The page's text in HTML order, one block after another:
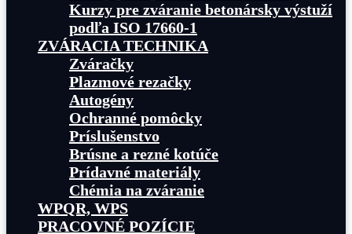
Kurzy pre zváranie betonársky výstuží
podľa ISO 17660-1
ZVÁRACIA TECHNIKA
Zváračky
Plazmové rezačky
Autogény
Ochranné pomôcky
Príslušenstvo
Brúsne a rezné kotúče
Prídavné materiály
Chémia na zváranie
WPQR, WPS
PRACOVNÉ POZÍCIE